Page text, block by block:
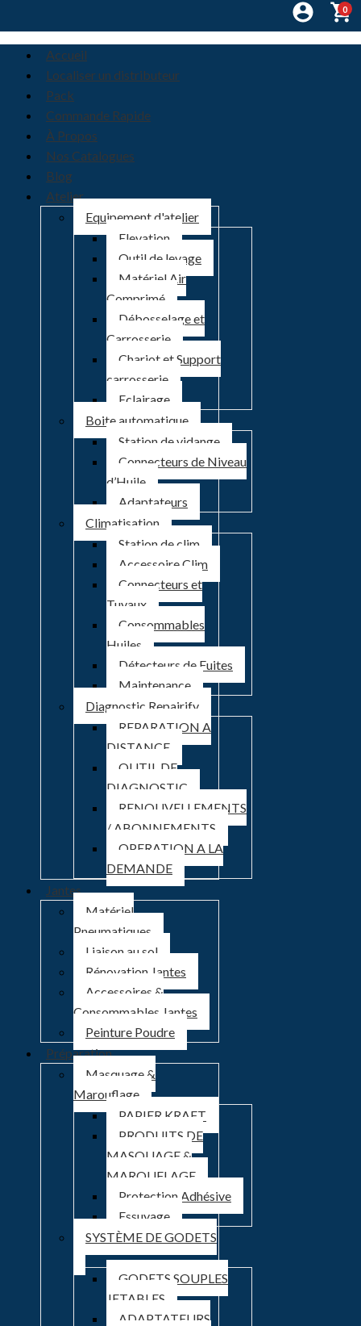
0
Accueil
Localiser un distributeur
Pack
Commande Rapide
À Propos
Nos Catalogues
Blog
Atelier
Equipement d'atelier
Elevation
Outil de levage
Matériel Air
Comprimé
Débosselage et
Carrosserie
Chariot et Support
carrosserie
Eclairage
Boite automatique
Station de vidange
Connecteurs de Niveau
d’Huile
Adaptateurs
Climatisation
Station de clim
Accessoire Clim
Connecteurs et
Tuyaux
Consommables
Huiles
Détecteurs de Fuites
Maintenance
Diagnostic Repairify
REPARATION A
DISTANCE
OUTIL DE
DIAGNOSTIC
RENOUVELLEMENTS
/ ABONNEMENTS
OPERATION A LA
DEMANDE
Jantes
Matériel
Pneumatiques
Liaison au sol
Rénovation Jantes
Accessoires &
Consommables Jantes
Peinture Poudre
Préparation
Masquage &
Marouflage
PAPIER KRAFT
PRODUITS DE
MASQUAGE &
MAROUFLAGE
Protection Adhésive
Essuyage
SYSTÈME DE GODETS
GODETS SOUPLES
JETABLES
ADAPTATEURS